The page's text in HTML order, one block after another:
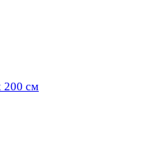
200 см